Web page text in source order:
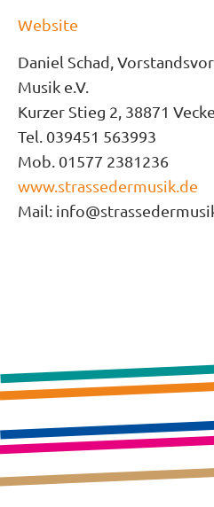
Website
Daniel Schad,
Musik e.V.
Kurzer Stieg 2, 38871
Tel. 039451 563993
Mob. 01577 2381236
www.strassedermusik.de
Mail: